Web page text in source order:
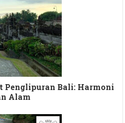
Penglipuran Bali: Harmoni
Alam